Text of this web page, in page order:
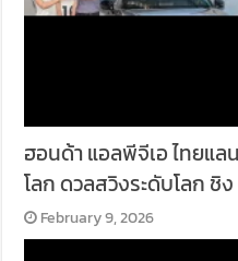
ฮอนด้า แอลพีจีเอ ไทยแ
โลก ดวลสวิงระดับโลก ชิ
February 9, 2026